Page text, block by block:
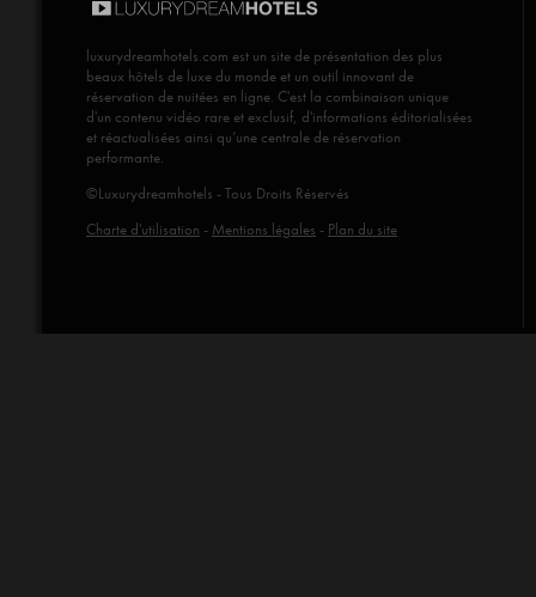
luxurydreamhotels.com est un site de présentation des plus
beaux hôtels de luxe du monde et un outil innovant de
réservation de nuitées en ligne. C'est la combinaison unique
d'un contenu vidéo rare et exclusif, d'informations éditorialisées
et réactualisées ainsi qu’une centrale de réservation
performante.
©Luxurydreamhotels - Tous Droits Réservés
Charte d'utilisation - Mentions légales - Plan du site